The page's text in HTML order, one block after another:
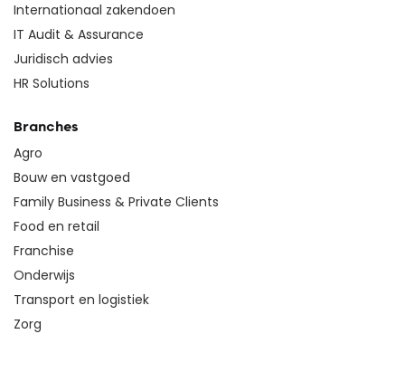
Internationaal zakendoen
IT Audit & Assurance
Juridisch advies
HR Solutions
Branches
Agro
Bouw en vastgoed
Family Business & Private Clients
Food en retail
Franchise
Onderwijs
Transport en logistiek
Zorg